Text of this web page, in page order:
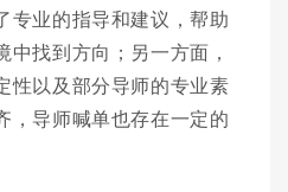
专业的指导和建议，帮助
找到方向；另一方面，
性以及部分导师的专业素
，导师喊单也存在一定的